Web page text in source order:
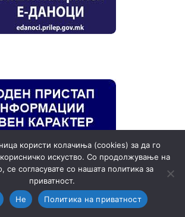
користи колачиња (cookies) за да го
искуство. Со продолжување на
се согласувате со нашата политика за
приватност.
Не Политика на приватност